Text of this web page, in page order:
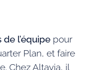
l’équipe pour
Plan, et faire
Chez Altavia, il